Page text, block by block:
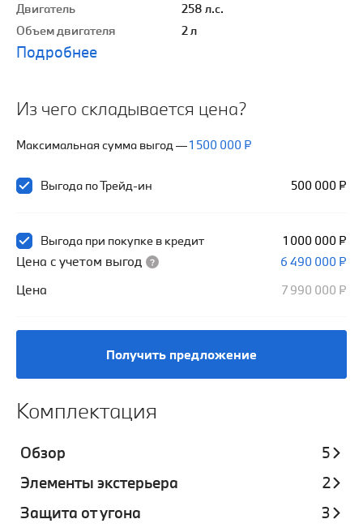
Двигатель
258 л.с.
Объем двигателя
2 л
Подробнее
Из чего складывается цена?
Максимальная сумма выгод—1 500 000 ₽
500 000 ₽
Выгода по Трейд-ин
1 000 000 ₽
Выгода при покупке в кредит
Цена с учетом выгод 6 490 000 ₽
Цена 7 990 000 ₽
Получить предложение
Комплектация
Обзор
5
Элементы экстерьера
2
Защита от угона
3